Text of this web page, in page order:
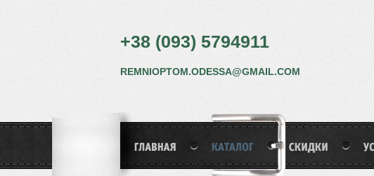
+38 (093) 5794911
REMNIOPTOM.ODESSA@GMAIL.COM